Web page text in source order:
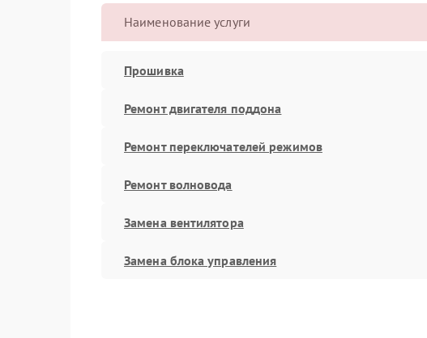
Наименование услуги
Прошивка
Ремонт двигателя поддона
Ремонт переключателей режимов
Ремонт волновода
Замена вентилятора
Замена блока управления